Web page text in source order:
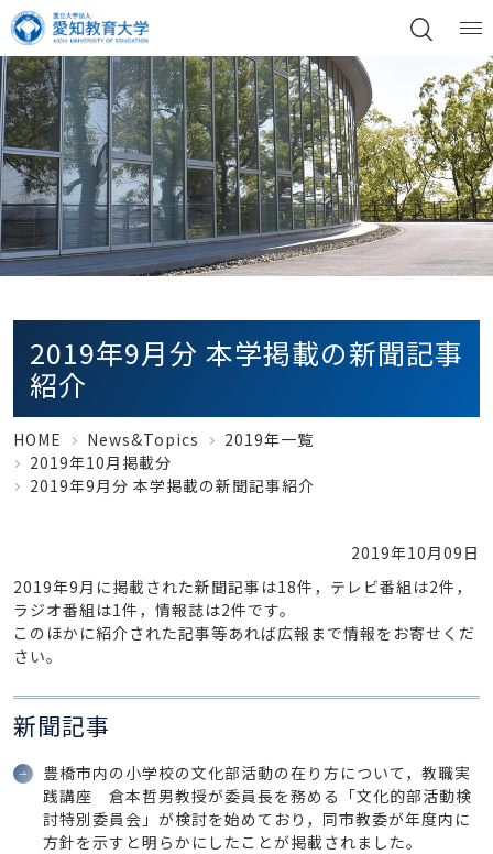
2019年9月分 本学掲載の新聞記事
紹介
HOME News&Topics
2019年一覧
2019年10月掲載分
2019年9月分 本学掲載の新聞記事紹介
2019年10月09日
2019年9月に掲載された新聞記事は18件，テレビ番組は2件，
ラジオ番組は1件，情報誌は2件です。
このほかに紹介された記事等あれば広報まで情報をお寄せくだ
さい。
新聞記事
豊橋市内の小学校の文化部活動の在り方について，教職実
践講座 倉本哲男教授が委員長を務める「文化的部活動検
討特別委員会」が検討を始めており，同市教委が年度内に
方針を示すと明らかにしたことが掲載されました。